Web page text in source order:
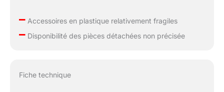
–Accessoires en plastique relativement fragiles
–Disponibilité des pièces détachées non précisée
Fiche technique